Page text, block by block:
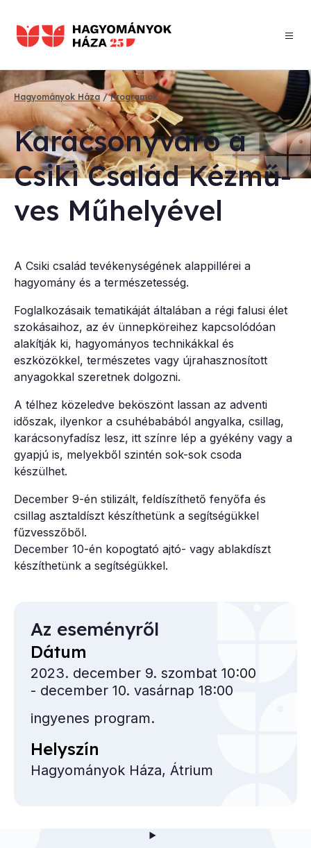
tartalomra
Morzsa
Hagyományok Háza Programok
Ka­rá­csony­vá­ró a
Csi­ki Csa­lád Kéz­mű­
ves Mű­he­lyé­vel
A Csiki család tevékenységének alappillérei a
hagyomány és a természetesség.
Foglalkozásaik tematikáját általában a régi falusi élet
szokásaihoz, az év ünnepköreihez kapcsolódóan
alakítják ki, hagyományos technikákkal és
eszközökkel, természetes vagy újrahasznosított
anyagokkal szeretnek dolgozni.
A télhez közeledve beköszönt lassan az adventi
időszak, ilyenkor a csuhébabából angyalka, csillag,
karácsonyfadísz lesz, itt színre lép a gyékény vagy a
gyapjú is, melyekből szintén sok-sok csoda
készülhet.
December 9-én stilizált, feldíszíthető fenyőfa és
csillag asztaldíszt készíthetünk a segítségükkel
fűzvesszőből.
December 10-én kopogtató ajtó- vagy ablakdíszt
készíthetünk a segítségükkel.
Az eseményről
Dátum
2023. december 9. szombat 10:00
- december 10. vasárnap 18:00
ingyenes program.
Helyszín
Hagyományok Háza, Átrium